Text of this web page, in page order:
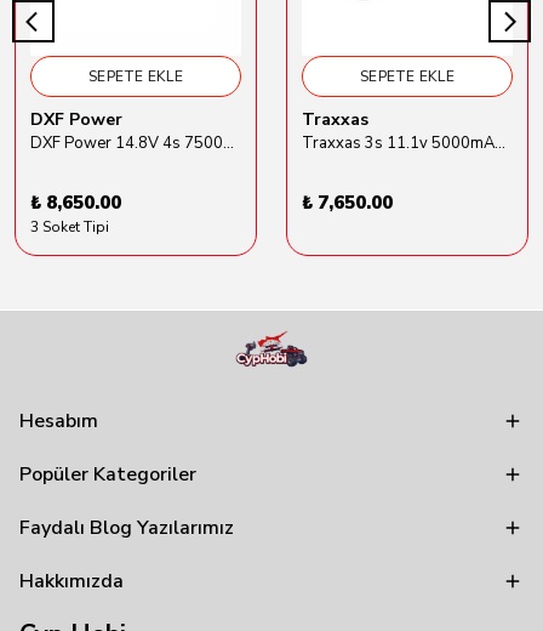
SEPETE EKLE
DXF Power
DXF Power 14.8V 4s 7500mAh 80C Hardcase Lipo Batarya
₺ 8,650.00
3 Soket Tipi
SEPETE EKLE
Traxxas
Traxxas 3s 11.1v 5000mAh Lipo Batarya (TRX 2872X)
₺ 7,650.00
Hesabım
Popüler Kategoriler
Faydalı Blog Yazılarımız
Hakkımızda